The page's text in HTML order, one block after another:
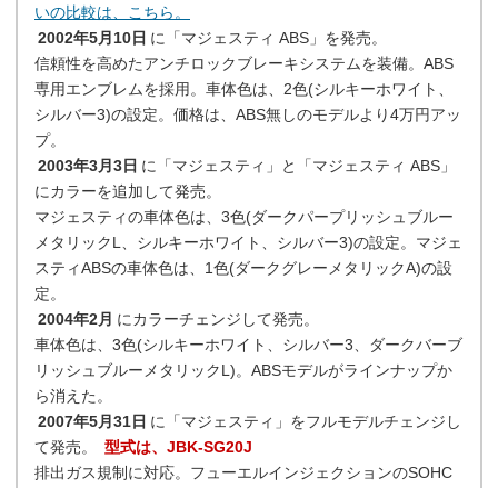
いの比較は、こちら。
2002年5月10日 に「マジェスティ ABS」を発売。
信頼性を高めたアンチロックブレーキシステムを装備。ABS
専用エンブレムを採用。車体色は、2色(シルキーホワイト、
シルバー3)の設定。価格は、ABS無しのモデルより4万円アッ
プ。
2003年3月3日 に「マジェスティ」と「マジェスティ ABS」
にカラーを追加して発売。
マジェスティの車体色は、3色(ダークパープリッシュブルー
メタリックL、シルキーホワイト、シルバー3)の設定。マジェ
スティABSの車体色は、1色(ダークグレーメタリックA)の設
定。
2004年2月 にカラーチェンジして発売。
車体色は、3色(シルキーホワイト、シルバー3、ダークバーブ
リッシュブルーメタリックL)。ABSモデルがラインナップか
ら消えた。
2007年5月31日 に「マジェスティ」をフルモデルチェンジし
て発売。
型式は、JBK-SG20J
排出ガス規制に対応。フューエルインジェクションのSOHC